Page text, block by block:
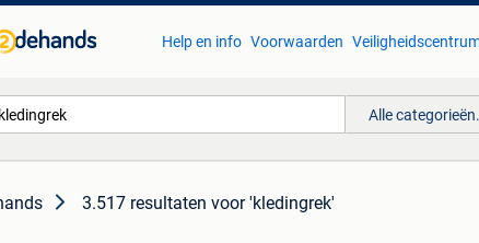
Help en info Voorwaarden
Alle
3.517 resultaten voor 'kledingrek'